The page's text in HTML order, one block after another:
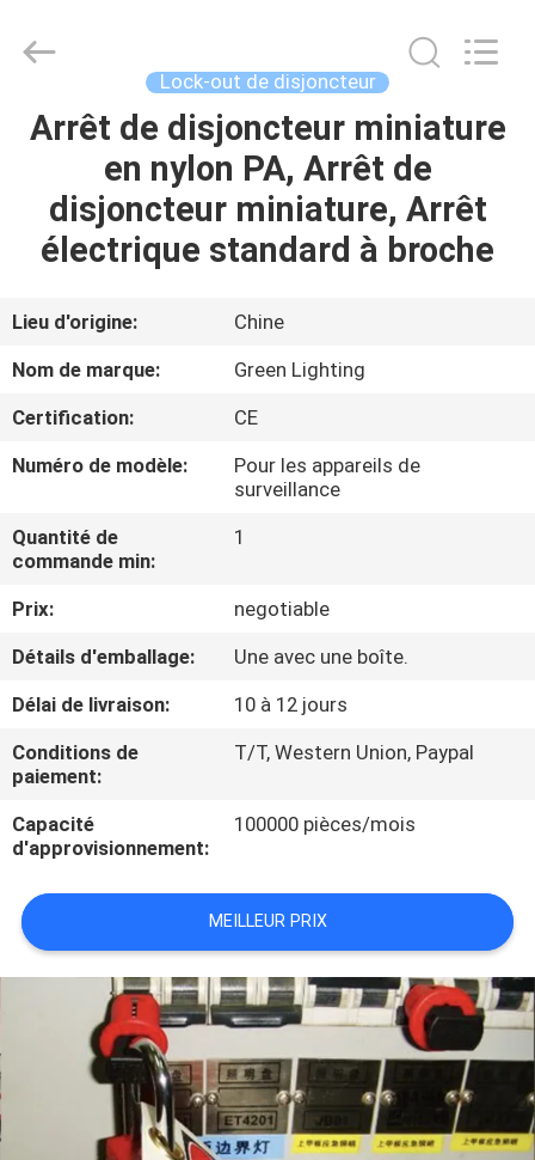
MAISON
PRODUITS
SUJET
DE
NOUS
VISITE
D'USINE
CONTRÔLE
QUALITÉ
CONTACTEZ-
NOUS
DEMANDEZ
UNE
CITATION
DU
SITE
CO.,LTD.
Developed
ECER
Lock-out de disjoncteur
Arrêt de disjoncteur miniature
en nylon PA, Arrêt de
disjoncteur miniature, Arrêt
électrique standard à broche
Lieu d'origine:
Chine
Nom de marque:
Green Lighting
Certification:
CE
Numéro de modèle:
Pour les appareils de
surveillance
Quantité de
commande min:
1
Prix:
negotiable
Détails d'emballage:
Une avec une boîte.
Délai de livraison:
10 à 12 jours
Conditions de
paiement:
T/T, Western Union, Paypal
Capacité
d'approvisionnement:
100000 pièces/mois
MEILLEUR PRIX